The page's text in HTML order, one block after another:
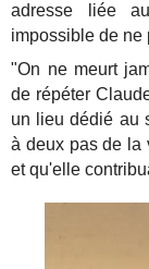
adresse liée
impossible de ne
"On ne meurt
de répéter
un lieu dédié au
à deux pas de la
et qu'elle